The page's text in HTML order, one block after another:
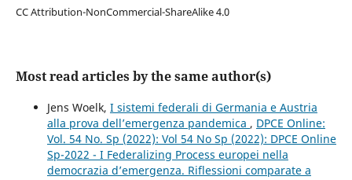
CC Attribution-NonCommercial-ShareAlike 4.0
Most read articles by the same author(s)
Jens Woelk, I sistemi federali di Germania e Austria
alla prova dell’emergenza pandemica , DPCE Online:
Vol. 54 No. Sp (2022): Vol 54 No Sp (2022): DPCE Online
Sp-2022 - I Federalizing Process europei nella
democrazia d’emergenza. Riflessioni comparate a